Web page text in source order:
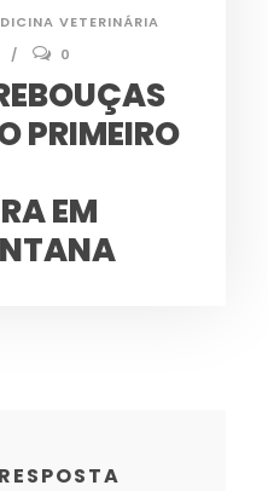
VETERINÁRIA
0
PRIMEIRO
EM